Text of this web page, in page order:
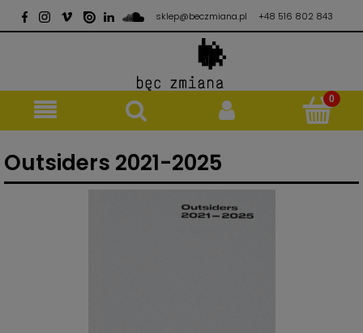
sklep@beczmiana.pl +48 516 802 843
Outsiders 2021-2025